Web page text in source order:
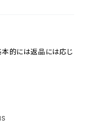
本的には返品には応じ